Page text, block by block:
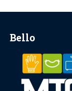
Bello